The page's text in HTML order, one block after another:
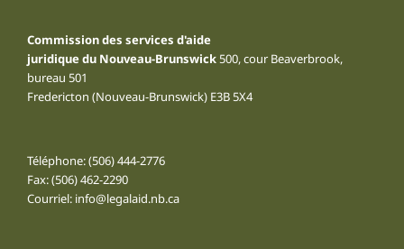
Commission des services d'aide
juridique du Nouveau-Brunswick500, cour Beaverbrook,
bureau 501
Fredericton (Nouveau-Brunswick) E3B 5X4
Téléphone:(506) 444-2776
Fax: (506) 462-2290
Courriel: info@legalaid.nb.ca